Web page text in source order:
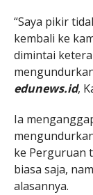
“Saya pikir
kembali ke
dimintai
edunews.id,
Ia
ke Perguruan
biasa saja,
alasannya.